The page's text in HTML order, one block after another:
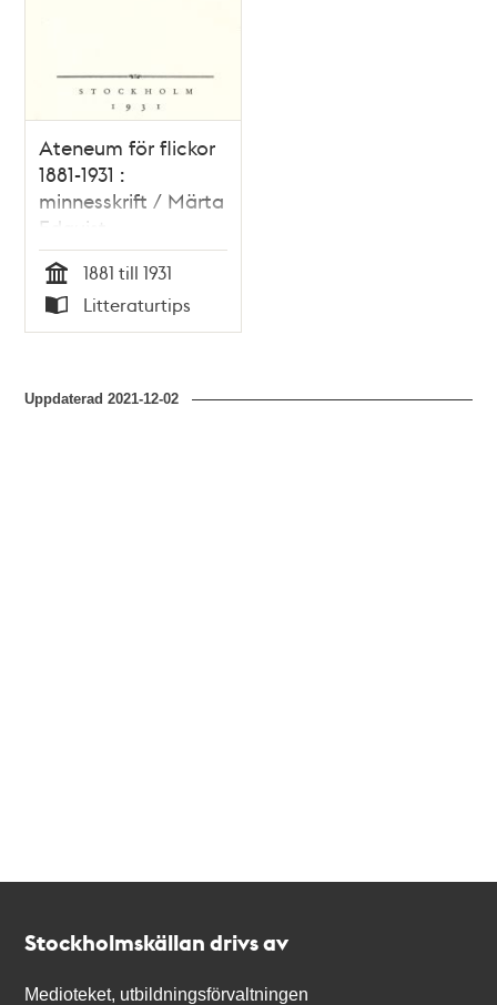
Ateneum för flickor
1881-1931 :
minnesskrift / Märta
Edquist
Tid
1881 till 1931
Typ
Litteraturtips
Uppdaterad2021-12-02
Stockholmskällan drivs av
Medioteket, utbildningsförvaltningen